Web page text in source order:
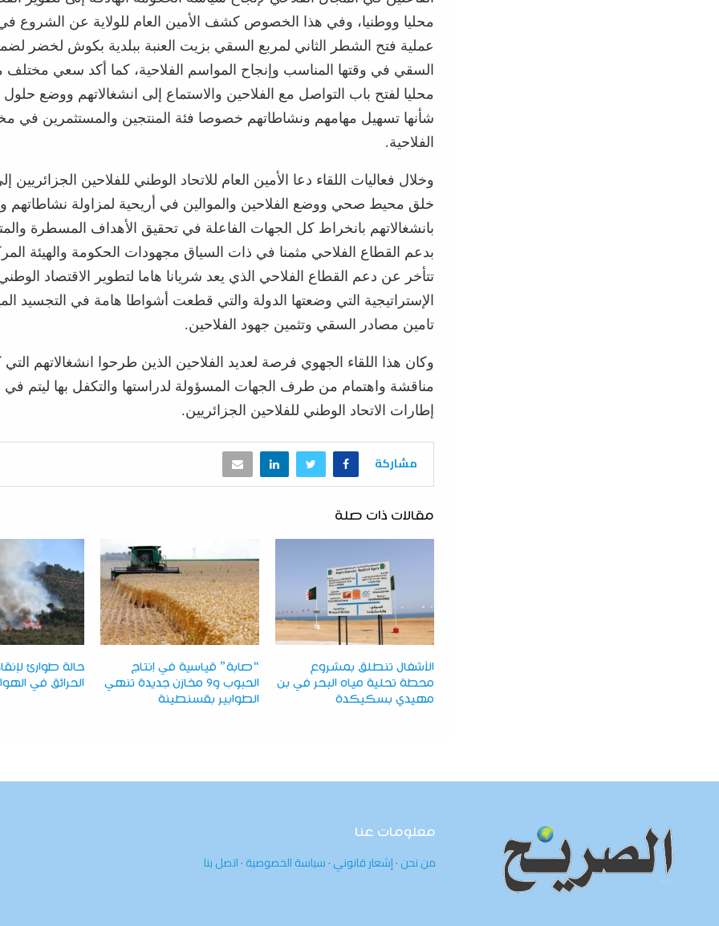
محليا ووطنيا، وفي هذا الخصوص كشف الأمين العام للولاية عن الشروع
عملية فتح الشطر الثاني لمربع السقي بزيت العنبة ببلدية بكوش لخضر
السقي في وقتها المناسب وإنجاح المواسم الفلاحية، كما أكد سعي مختلف
محليا لفتح باب التواصل مع الفلاحين والاستماع إلى انشغالاتهم ووضع
شأنها تسهيل مهامهم ونشاطاتهم خصوصا فئة المنتجين والمستثمرين في
الفلاحية.
وخلال فعاليات اللقاء دعا الأمين العام للاتحاد الوطني للفلاحين الجزائريين
خلق محيط صحي ووضع الفلاحين والموالين في أريحية لمزاولة نشاطاتهم
بانشغالاتهم بانخراط كل الجهات الفاعلة في تحقيق الأهداف المسطرة
بدعم القطاع الفلاحي مثمنا في ذات السياق مجهودات الحكومة والهيئة
تتأخر عن دعم القطاع الفلاحي الذي يعد شريانا هاما لتطوير الاقتصاد
الإستراتيجية التي وضعتها الدولة والتي قطعت أشواطا هامة في التجسيد
تامين مصادر السقي وتثمين جهود الفلاحين.
وكان هذا اللقاء الجهوي فرصة لعديد الفلاحين الذين طرحوا انشغالاتهم
مناقشة واهتمام من طرف الجهات المسؤولة لدراستها والتكفل بها ليتم في
إطارات الاتحاد الوطني للفلاحين الجزائريين.
مشاركة
مقالات ذات صلة
الأشغال تنطلق بمشروع
محطة تحلية مياه البحر في بن
مهيدي بسكيكدة
“صابة” قياسية في إنتاج
الحبوب و9 مخازن جديدة تنهي
الطوابير بقسنطينة
حالة طوارئ
الحرائق في
معلومات عنا
من نحن·إشعار قانوني·سياسة الخصوصية·اتصل بنا